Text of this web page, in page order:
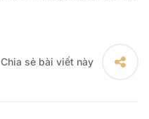
Chia sẻ bài viết này